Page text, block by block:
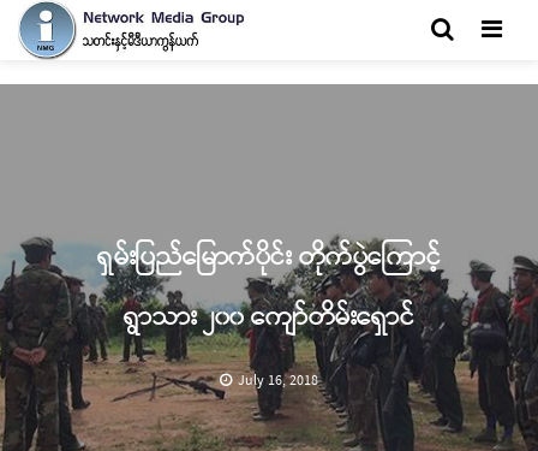
ရှမ်းပြည်မြောက်ပိုင်း တိုက်ပွဲကြောင့်
ရွာသား ၂၀၀ ကျော်တိမ်းရှောင်
July 16, 2018